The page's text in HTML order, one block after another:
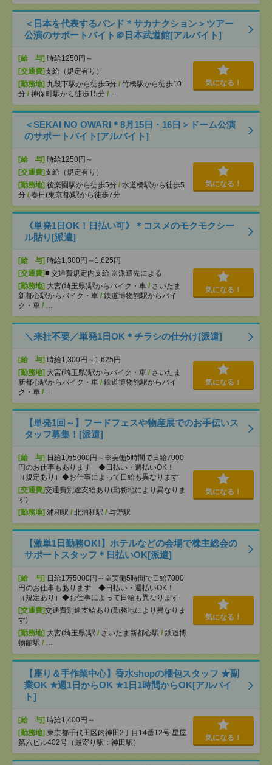
＜日本を代表するバンド＊サカナクション＞ツアー
公演のサポートバイト＠日本武道館[アルバイト]
[給 与] 時給1250円～
[交通費]支給（規定有り）
[勤務地] 九段下駅から徒歩5分 / 竹橋駅から徒歩10
分 / 神保町駅から徒歩15分 / …
気になる！
＜SEKAI NO OWARI＊8月15日・16日＞ドーム公演
のサポートバイト[アルバイト]
[給 与] 時給1250円～
[交通費]支給（規定有り）
[勤務地] 後楽園駅から徒歩5分 / 水道橋駅から徒歩5
分 / 春日(東京都)駅から徒歩7分
気になる！
《単発1日OK！日払い可》＊コスメのモクモクシー
ル貼り[派遣]
[給 与] 時給1,300円～1,625円
[交通費]■ 交通費規定内支給 ※派遣先による
[勤務地] 大宮(埼玉県)駅からバイク・車 / さいたま
新都心駅からバイク・車 / 鉄道博物館駅からバイ
ク・車 / …
気になる！
＼来社不要／単発1日OK＊チラシの仕分け[派遣]
[給 与] 時給1,300円～1,625円
[勤務地] 大宮(埼玉県)駅からバイク・車 / さいたま
新都心駅からバイク・車 / 鉄道博物館駅からバイ
ク・車 / …
気になる！
【単発1回～】フードフェスや物産展でのお手伝いス
タッフ募集！[派遣]
[給 与] 日給1万5000円～※実働5時間で日給7000
円のお仕事もあります ◆日払い・週払いOK！
（規定あり）◆お仕事によって日給も異なります
[交通費]交通費別途支給あり(勤務地により異なりま
す)
[勤務地] 浦和駅 / 北浦和駅 / 与野駅
気になる！
【激単1日勤務OK!】ホテルなどの会場で株主総会の
サポートスタッフ＊日払いOK[派遣]
[給 与] 日給1万5000円～※実働5時間で日給7000
円のお仕事もあります ◆日払い・週払いOK！
（規定あり）◆お仕事によって日給も異なります
[交通費]交通費別途支給あり(勤務地により異なりま
す)
[勤務地] 大宮(埼玉県)駅 / さいたま新都心駅 / 鉄道博
物館駅 / …
気になる！
【座り＆手作業中心】香水shopの梱包スタッフ ★副
業OK ★週1日からOK ★1日1時間からOK[アルバイ
ト]
[給 与] 時給1,400円～
[勤務地] 東京都千代田区内神田2丁目14番12号 星屋
第六ビル402号（最寄り駅：神田駅）
気になる！